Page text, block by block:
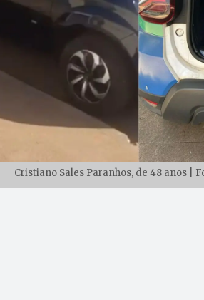
Cristiano Sales Paranhos, de 48 anos |